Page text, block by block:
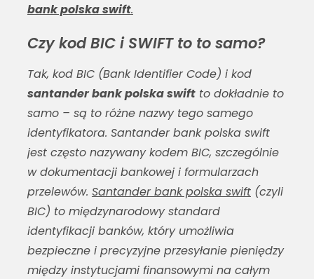
bank polska swift.
Czy kod BIC i SWIFT to to samo?
Tak, kod BIC (Bank Identifier Code) i kod
santander bank polska swiftto dokładnie to
samo – są to różne nazwy tego samego
identyfikatora. Santander bank polska swift
jest często nazywany kodem BIC, szczególnie
w dokumentacji bankowej i formularzach
przelewów. Santander bank polska swift(czyli
BIC) to międzynarodowy standard
identyfikacji banków, który umożliwia
bezpieczne i precyzyjne przesyłanie pieniędzy
między instytucjami finansowymi na całym